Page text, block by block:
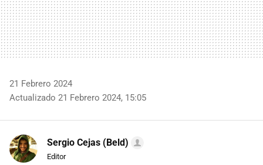
21 Febrero 2024
Actualizado 21 Febrero 2024, 15:05
Sergio Cejas (Beld)
Editor